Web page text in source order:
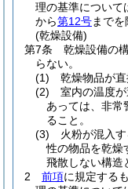
理の基準について
から第12号まで
(乾燥設備)
第7条
乾燥設備の
らない。
(1)
乾燥物品が
(2)
室内の温度
あっては、非常
ること。
(3)
火粉が混入
性の物品を乾燥
飛散しない構造
2
前項に規定する